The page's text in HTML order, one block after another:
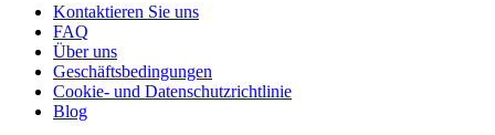
Kontaktieren Sie uns
FAQ
Über uns
Geschäftsbedingungen
Cookie- und Datenschutzrichtlinie
Blog